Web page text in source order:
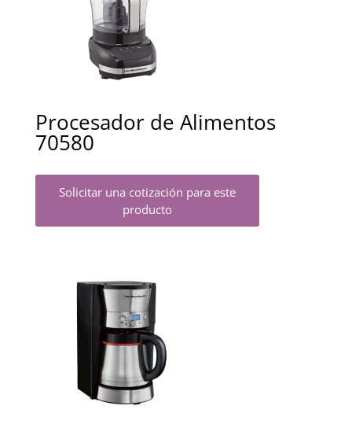
Procesador de Alimentos
70580
Solicitar una cotización para este
producto